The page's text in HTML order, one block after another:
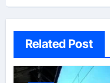
Related Post